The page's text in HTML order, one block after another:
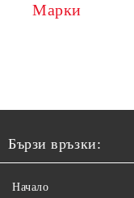
Марки
Бързи връзки:
Начало